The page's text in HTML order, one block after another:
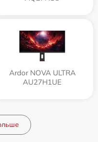
Ardor NOVA ULTRA
AU27H1UE